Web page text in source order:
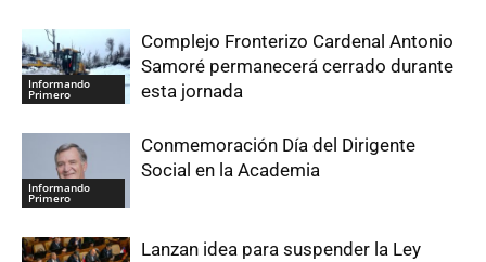
Informando
Primero
Complejo Fronterizo Cardenal Antonio
Samoré permanecerá cerrado durante
esta jornada
Informando
Primero
Conmemoración Día del Dirigente
Social en la Academia
Lanzan idea para suspender la Ley